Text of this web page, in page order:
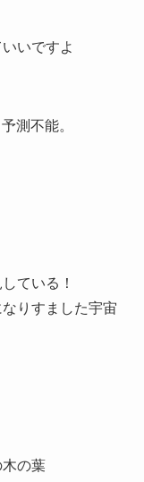
いですよ
測不能。
ている！
りすました宇宙
の葉